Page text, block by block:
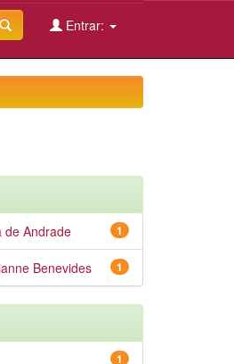
Entrar:
1
de Andrade
1
Benevides
1